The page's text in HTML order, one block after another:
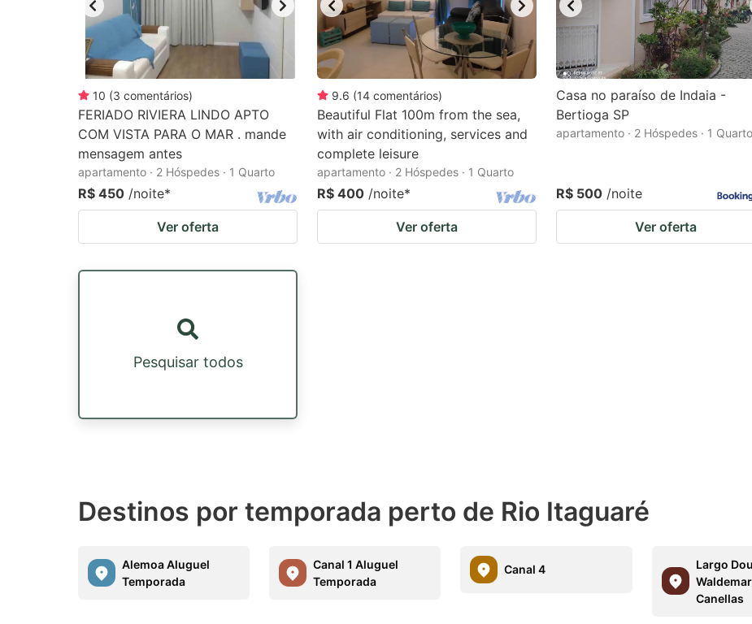
10 (3 comentários)
FERIADO RIVIERA LINDO APTO
COM VISTA PARA O MAR . mande
mensagem antes
apartamento · 2 Hóspedes · 1 Quarto
R$ 450 /noite*
Ver oferta
9.6 (14 comentários)
Beautiful Flat 100m from the sea,
with air conditioning, services and
complete leisure
apartamento · 2 Hóspedes · 1 Quarto
R$ 400 /noite*
Ver oferta
Casa no paraíso de Indaia -
Bertioga SP
apartamento · 2 Hóspedes · 1 Quarto
R$ 500 /noite
Ver oferta
Pesquisar todos
Destinos por temporada perto de Rio Itaguaré
Alemoa Aluguel
Temporada
Canal 1 Aluguel
Temporada
Canal 4
Largo
Canellas